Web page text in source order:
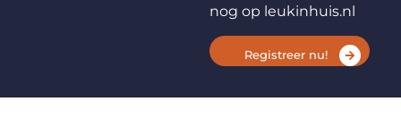
nog op leukinhuis.nl
Registreer nu!